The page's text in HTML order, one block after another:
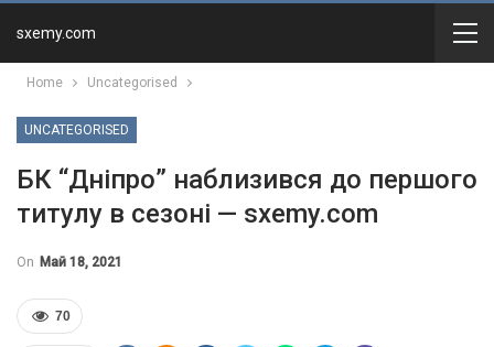
sxemy.com
Home Uncategorised
UNCATEGORISED
БК “Дніпро” наблизився до першого
титулу в сезоні — sxemy.com
On Май 18, 2021
70